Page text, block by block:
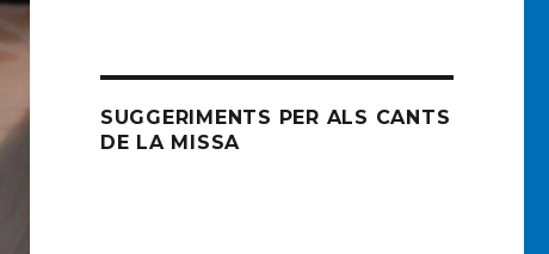
SUGGERIMENTS PER ALS CANTS
DE LA MISSA